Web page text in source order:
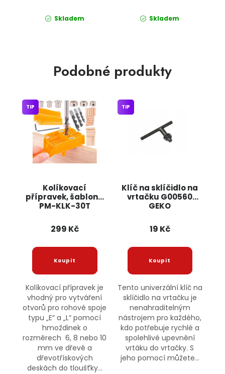
Skladem Skladem
Podobné produkty
Kolíkovací
přípravek, šablona
PM-KLK-30T
TIP
299 Kč
Kolíkovací přípravek je
vhodný pro vytváření
otvorů pro rohové spoje
typu „E“ a „L“ pomocí
hmoždinek o
rozměrech 6, 8 nebo 10
mm ve dřevě a
dřevotřískových
deskách do tloušťky...
Klíč na sklíčidlo na
vrtačku G00560
GEKO
TIP
19 Kč
Tento univerzální klíč na
sklíčidlo na vrtačku je
nenahraditelným
nástrojem pro každého,
kdo potřebuje rychlé a
spolehlivé upevnění
vrtáku do vrtačky. S
jeho pomocí můžete...